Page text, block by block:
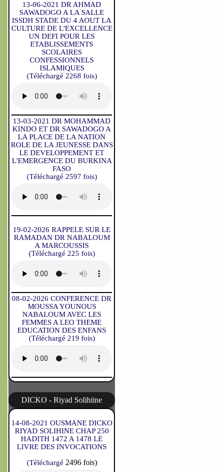
13-06-2021 DR AHMAD
SAWADOGO A LA SALLE
ISSDH STADE DU 4 AOUT LA
CULTURE DE L'EXCELLENCE
UN DEFI POUR LES
ETABLISSEMENTS
SCOLAIRES
CONFESSIONNELS
ISLAMIQUES
(Téléchargé 2268 fois)
13-03-2021 DR MOHAMMAD
KINDO ET DR SAWADOGO A
LA PLACE DE LA NATION
ROLE DE LA JEUNESSE DANS
LE DEVELOPPEMENT ET
L'EMERGENCE DU BURKINA
FASO
(Téléchargé 2597 fois)
19-02-2026 RAPPELE SUR LE
RAMADAN DR NABALOUM
A MARCOUSSIS
(Téléchargé 225 fois)
08-02-2026 CONFERENCE DR
MOUSSA YOUNOUS
NABALOUM AVEC LES
FEMMES A LEO THEME
EDUCATION DES ENFANS
(Téléchargé 219 fois)
DICKO - Riyad Solihiine
14-08-2021 OUSMANE DICKO
RIYAD SOLIHINE CHAP 250
HADITH 1472 A 1478 LE
LIVRE DES INVOCATIONS
(Téléchargé 2496 fois)